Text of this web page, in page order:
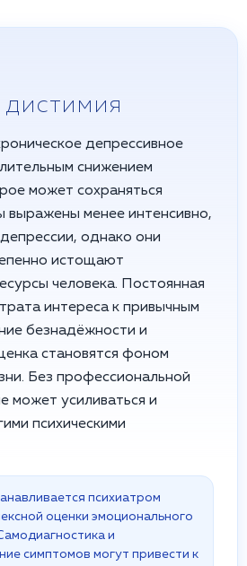
депрессивное
снижением
может сохраняться
выражены менее интенсивно,
однако они
истощают
человека. Постоянная
интереса к привычным
безнадёжности и
становятся фоном
Без профессиональной
может усиливаться и
психическими
психиатром
оценки эмоционального
и
симптомов могут привести к